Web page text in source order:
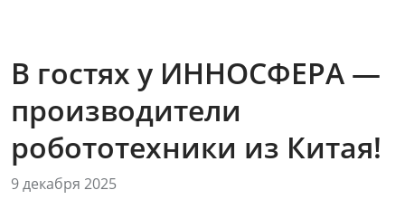
В гостях у ИННОСФЕРА —
производители
робототехники из Китая!
9 декабря 2025